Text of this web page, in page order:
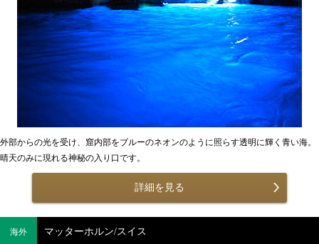
外部からの光を受け、窟内部をブルーのネオンのように照らす透明に輝く青い海。
晴天のみに現れる神秘の入り口です。
詳細を見る
海外 マッターホルン/スイス